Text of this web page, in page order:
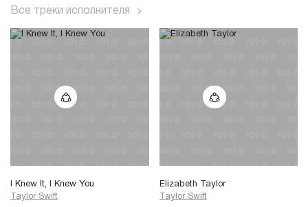
Все треки исполнителя
I Knew It, I Knew You
Taylor Swift
Elizabeth Taylor
Taylor Swift